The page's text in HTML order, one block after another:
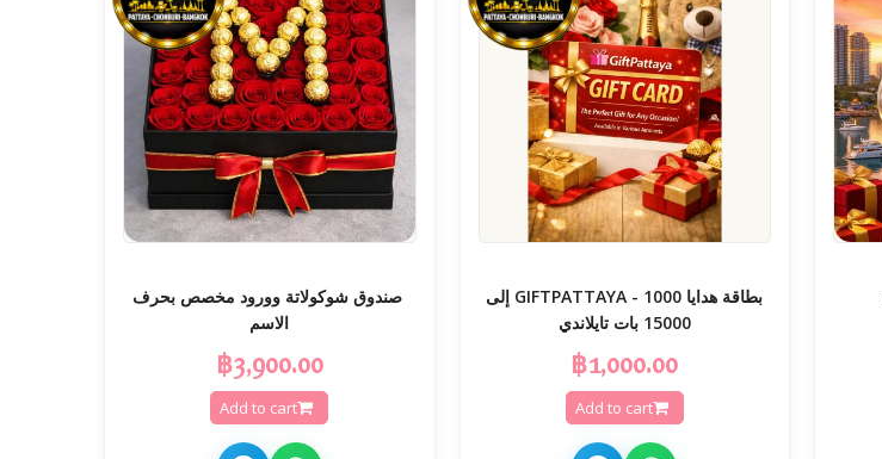
بطاقة هدايا GIFTPATTAYA - 1000 إلى
15000 بات تايلاندي
฿1,000.00
Add to cart
️ صندوق شوكولاتة وورود مخصص بحرف
الاسم
฿3,900.00
Add to cart